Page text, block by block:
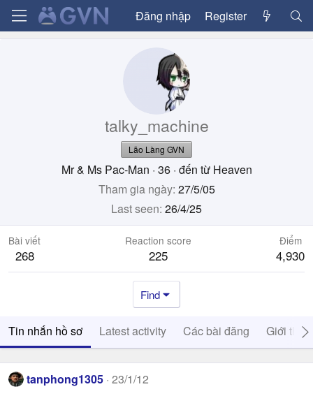
Đăng nhập Register
talky_machine
Lão Làng GVN
Mr & Ms Pac-Man · 36 · đến từ Heaven
Tham gia ngày 27/5/05
Last seen 26/4/25
Bài viết
268
Reaction score
225
Điểm
4,930
Find
Tin nhắn hồ sơ Latest activity Các bài đăng Giới thiệu
tanphong1305 23/1/12